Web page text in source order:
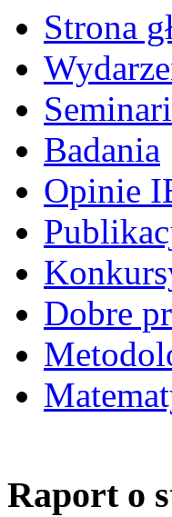
Strona
Badania
Opinie
Dobre
Raport o